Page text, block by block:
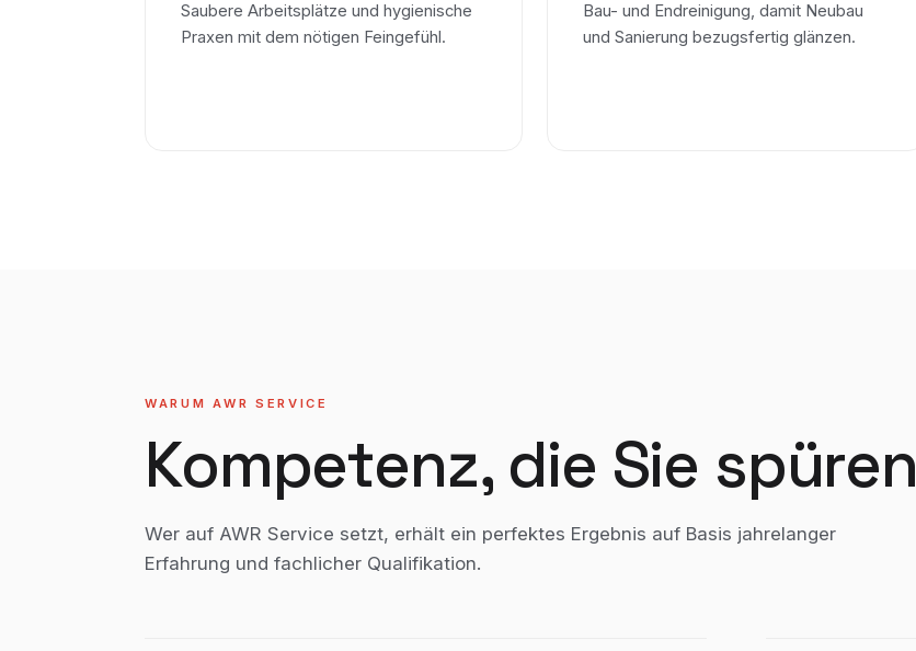
Saubere Arbeitsplätze und hygienische
Praxen mit dem nötigen Feingefühl.
Bau- und Endreinigung, damit Neubau
und Sanierung bezugsfertig glänzen.
WARUM AWR SERVICE
Kompetenz, die Sie spüren
Wer auf AWR Service setzt, erhält ein perfektes Ergebnis auf Basis jahrelanger
Erfahrung und fachlicher Qualifikation.